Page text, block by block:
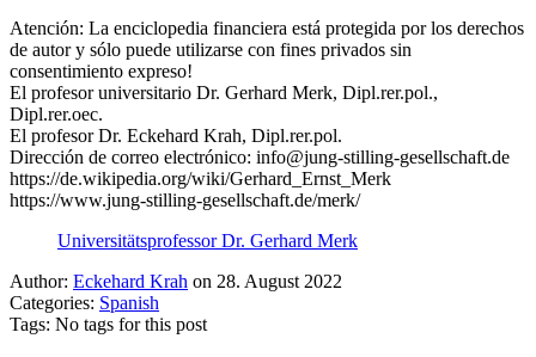
Atención: La enciclopedia financiera está protegida por los derechos
de autor y sólo puede utilizarse con fines privados sin
consentimiento expreso!
El profesor universitario Dr. Gerhard Merk, Dipl.rer.pol.,
Dipl.rer.oec.
El profesor Dr. Eckehard Krah, Dipl.rer.pol.
Dirección de correo electrónico: info@jung-stilling-gesellschaft.de
https://de.wikipedia.org/wiki/Gerhard_Ernst_Merk
https://www.jung-stilling-gesellschaft.de/merk/
Universitätsprofessor Dr. Gerhard Merk
Author: Eckehard Krah on 28. August 2022
Categories: Spanish
Tags: No tags for this post